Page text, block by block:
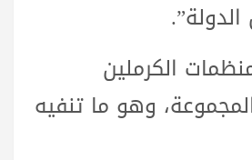
الكرملين
وهو ما تنفيه